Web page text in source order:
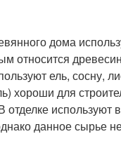
дома
относится
ель, сосну,
хороши для
отделке
данное сырье